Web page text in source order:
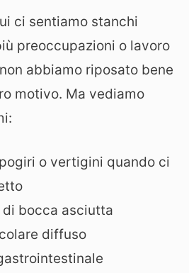
ci sentiamo stanchi
preoccupazioni o lavoro
abbiamo riposato bene
motivo. Ma vediamo
o vertigini quando ci
di bocca asciutta
diffuso